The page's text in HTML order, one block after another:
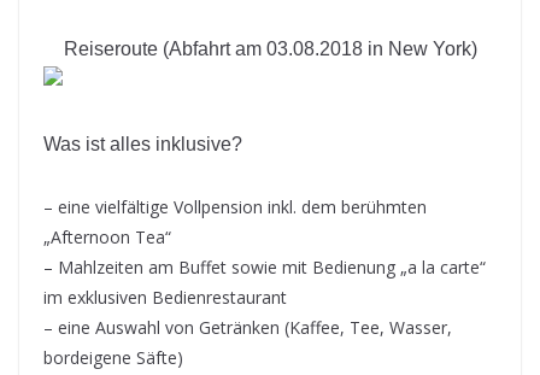
Reiseroute (Abfahrt am 03.08.2018 in New York)
Was ist alles inklusive?
– eine vielfältige Vollpension inkl. dem berühmten
„Afternoon Tea“
– Mahlzeiten am Buffet sowie mit Bedienung „a la carte“
im exklusiven Bedienrestaurant
– eine Auswahl von Getränken (Kaffee, Tee, Wasser,
bordeigene Säfte)